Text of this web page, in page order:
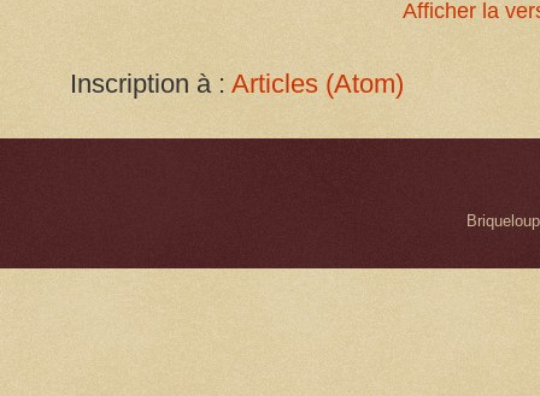
Afficher la
Inscription à : Articles (Atom)